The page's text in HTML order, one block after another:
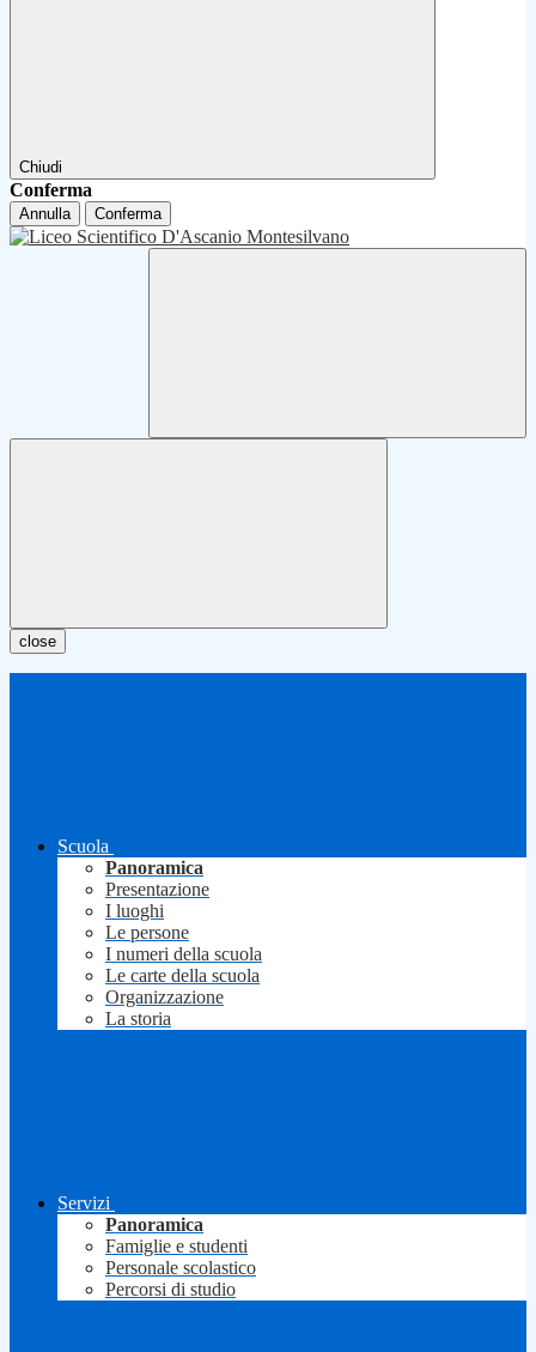
Chiudi
Conferma
Annulla Conferma
close
Scuola
Panoramica
Presentazione
I luoghi
Le persone
I numeri della scuola
Le carte della scuola
Organizzazione
La storia
Servizi
Panoramica
Famiglie e studenti
Personale scolastico
Percorsi di studio